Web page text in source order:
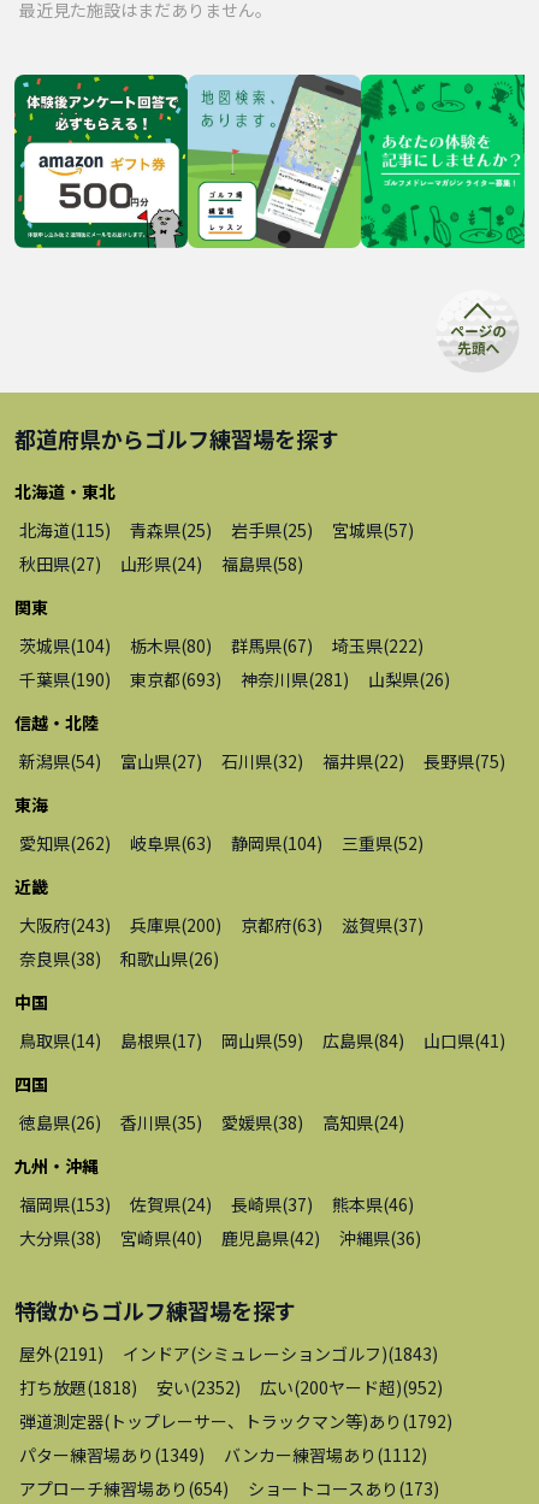
最近見た施設はまだありません。
都道府県からゴルフ練習場を探す
北海道・東北
北海道(115) 青森県(25) 岩手県(25) 宮城県(57)
秋田県(27) 山形県(24) 福島県(58)
関東
茨城県(104) 栃木県(80) 群馬県(67) 埼玉県(222)
千葉県(190) 東京都(693) 神奈川県(281 ) 山梨県(26)
信越・北陸
新潟県(54) 富山県(27) 石川県(32) 福井県(22) 長野県(75)
東海
愛知県(262) 岐阜県(63) 静岡県(104) 三重県(52)
近畿
大阪府(243) 兵庫県(200) 京都府(63) 滋賀県(37)
奈良県(38) 和歌山県(26)
中国
鳥取県(14) 島根県(17) 岡山県(59) 広島県(84) 山口県(41 )
四国
徳島県(26) 香川県(35) 愛媛県(38) 高知県(24)
九州・沖縄
福岡県(153) 佐賀県(24) 長崎県(37) 熊本県(46)
大分県(38) 宮崎県(40) 鹿児島県(42) 沖縄県(36)
特徴からゴルフ練習場を探す
屋外(2191 ) インドア(シミュレーションゴルフ)(1843)
打ち放題(1818) 安い(2352) 広い(200ヤード超)(952)
弾道測定器(トップレーサー、トラックマン等)あり (1792)
パター練習場あり (1349) バンカー練習場あり (1112)
アプローチ練習場あり (654) ショートコースあり (173)